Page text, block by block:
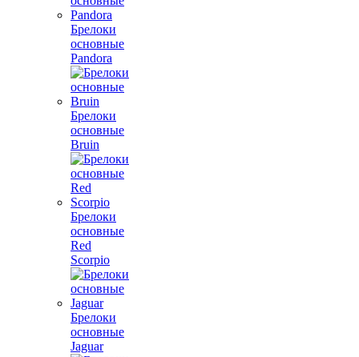
Брелоки
основные
Pandora
Брелоки
основные
Bruin
Брелоки
основные
Red
Scorpio
Брелоки
основные
Jaguar